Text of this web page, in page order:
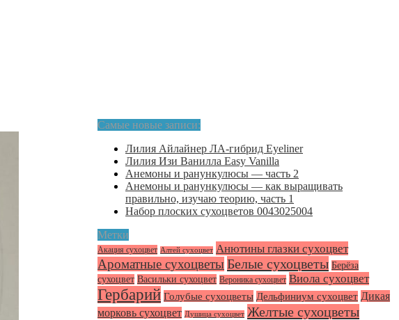
Самые новые записи:
Лилия Айлайнер ЛА-гибрид Eyeliner
Лилия Изи Ванилла Easy Vanilla
Анемоны и ранункулюсы — часть 2
Анемоны и ранункулюсы — как выращивать
правильно, изучаю теорию, часть 1
Набор плоских сухоцветов 0043025004
Метки
Акация сухоцвет Алтей сухоцвет Анютины глазки сухоцвет
Ароматные сухоцветыБелые сухоцветы Берёза
сухоцвет Васильки сухоцвет Вероника сухоцвет Виола сухоцвет
Гербарий Голубые сухоцветы Дельфиниум сухоцвет Дикая
морковь сухоцвет Душица сухоцвет Желтые сухоцветы